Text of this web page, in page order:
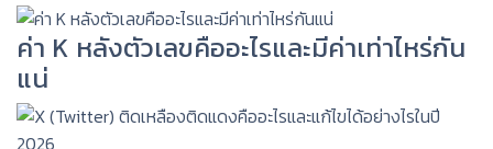
ค่า K หลังตัวเลขคืออะไรและมีค่าเท่าไหร่กัน
แน่